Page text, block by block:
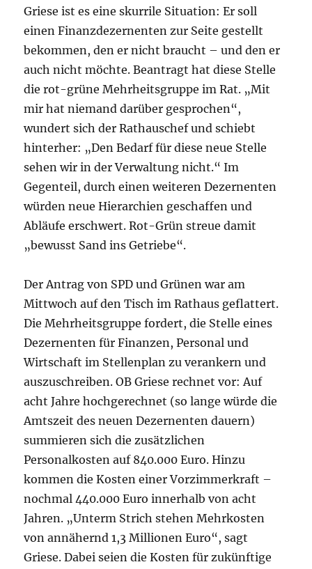
Griese ist es eine skurrile Situation: Er soll
einen Finanzdezernenten zur Seite gestellt
bekommen, den er nicht braucht – und den er
auch nicht möchte. Beantragt hat diese Stelle
die rot-grüne Mehrheitsgruppe im Rat. „Mit
mir hat niemand darüber gesprochen“,
wundert sich der Rathauschef und schiebt
hinterher: „Den Bedarf für diese neue Stelle
sehen wir in der Verwaltung nicht.“ Im
Gegenteil, durch einen weiteren Dezernenten
würden neue Hierarchien geschaffen und
Abläufe erschwert. Rot-Grün streue damit
„bewusst Sand ins Getriebe“.
Der Antrag von SPD und Grünen war am
Mittwoch auf den Tisch im Rathaus geflattert.
Die Mehrheitsgruppe fordert, die Stelle eines
Dezernenten für Finanzen, Personal und
Wirtschaft im Stellenplan zu verankern und
auszuschreiben. OB Griese rechnet vor: Auf
acht Jahre hochgerechnet (so lange würde die
Amtszeit des neuen Dezernenten dauern)
summieren sich die zusätzlichen
Personalkosten auf 840.000 Euro. Hinzu
kommen die Kosten einer Vorzimmerkraft –
nochmal 440.000 Euro innerhalb von acht
Jahren. „Unterm Strich stehen Mehrkosten
von annähernd 1,3 Millionen Euro“, sagt
Griese. Dabei seien die Kosten für zukünftige